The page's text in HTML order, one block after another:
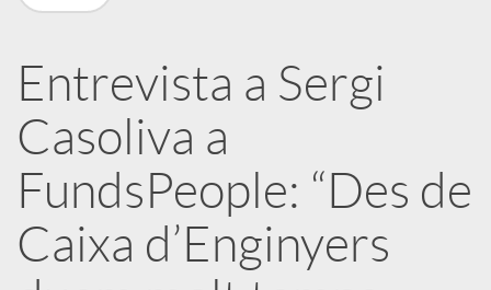
a
r
x
e
Entrevista a Sergi
Casoliva a
FundsPeople: “Des de
Caixa d’Enginyers